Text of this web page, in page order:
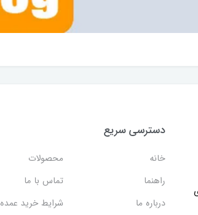
دسترسی سریع
خانه
محصولات
راهنما
تماس با ما
درباره ما
شرایط خرید عمده